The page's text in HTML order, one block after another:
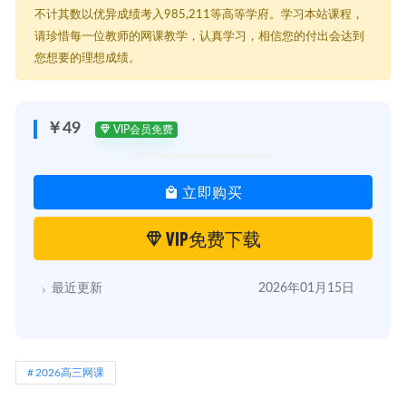
不计其数以优异成绩考入985,211等高等学府。学习本站课程，
请珍惜每一位教师的网课教学，认真学习，相信您的付出会达到
您想要的理想成绩。
￥49 VIP会员免费
立即购买
VIP免费下载
最近更新 2026年01月15日
2026高三网课